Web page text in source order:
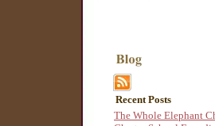
Recent Posts
The Whole Elephant